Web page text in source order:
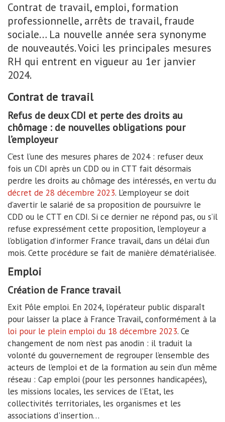
Contrat de travail, emploi, formation
professionnelle, arrêts de travail, fraude
sociale… La nouvelle année sera synonyme
de nouveautés. Voici les principales mesures
RH qui entrent en vigueur au 1er janvier
2024.
Contrat de travail
Refus de deux CDI et perte des droits au
chômage : de nouvelles obligations pour
l’employeur
C’est l’une des mesures phares de 2024 : refuser deux
fois un CDI après un CDD ou in CTT fait désormais
perdre les droits au chômage des intéressés, en vertu du
décret de 28 décembre 2023. L’employeur se doit
d’avertir le salarié de sa proposition de poursuivre le
CDD ou le CTT en CDI. Si ce dernier ne répond pas, ou s’il
refuse expressément cette proposition, l’employeur a
l’obligation d’informer France travail, dans un délai d’un
mois. Cette procédure se fait de manière dématérialisée.
Emploi
Création de France travail
Exit Pôle emploi. En 2024, l’opérateur public disparaît
pour laisser la place à France Travail, conformément à la
loi pour le plein emploi du 18 décembre 2023. Ce
changement de nom n’est pas anodin : il traduit la
volonté du gouvernement de regrouper l’ensemble des
acteurs de l’emploi et de la formation au sein d’un même
réseau : Cap emploi (pour les personnes handicapées),
les missions locales, les services de l’Etat, les
collectivités territoriales, les organismes et les
associations d'insertion…